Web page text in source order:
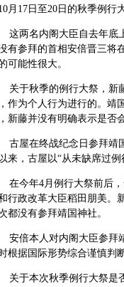
月17日至20日的秋季例行
这两名内阁大臣自去年底
有参拜的首相安倍晋三将
可能性很大。
关于秋季的例行大祭，新
作为个人行为进行的。靖
新藤并没有明确表示是否
古屋在终战纪念日参拜靖
来，古屋以“从未缺席过
在今年4月例行大祭前后
行政改革大臣稻田朋美。
都没有参拜靖国神社。
安倍本人对内阁大臣参拜
根据国际形势综合谨慎判
关于本次秋季例行大祭是